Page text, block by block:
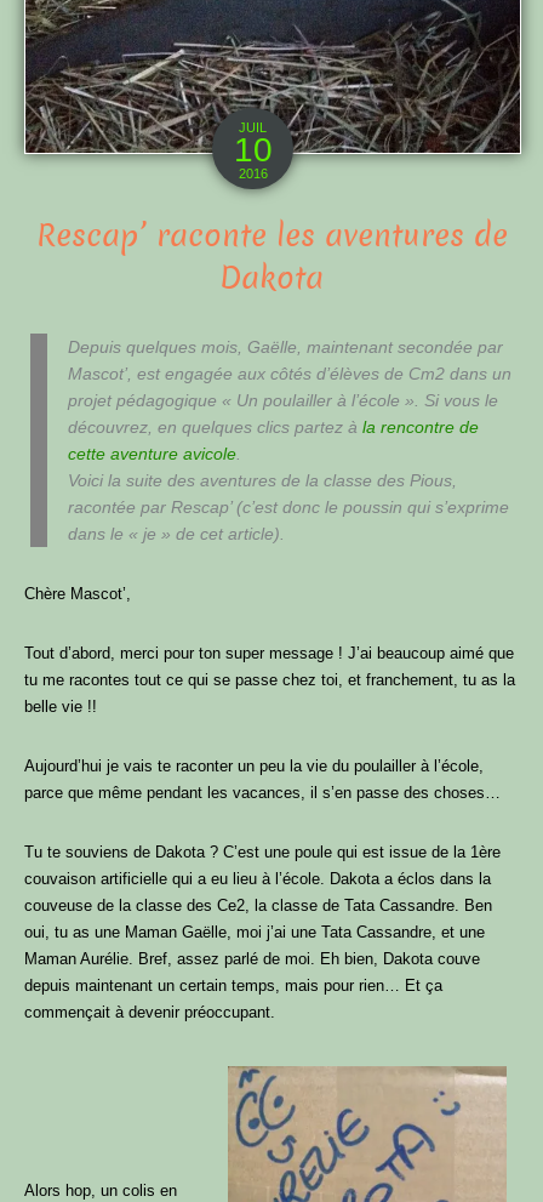
JUIL
10
2016
Rescap’ raconte les aventures de
Dakota
Depuis quelques mois, Gaëlle, maintenant secondée par
Mascot’, est engagée aux côtés d’élèves de Cm2 dans un
projet pédagogique « Un poulailler à l’école ». Si vous le
découvrez, en quelques clics partez àla rencontre de
cette aventure avicole
Voici la suite des aventures de la classe des Pious,
racontée par Rescap’ (c’est donc le poussin qui s’exprime
dans le « je » de cet article).
Chère Mascot’,
Tout d’abord, merci pour ton super message ! J’ai beaucoup aimé que
tu me racontes tout ce qui se passe chez toi, et franchement, tu as la
belle vie !!
Aujourd’hui je vais te raconter un peu la vie du poulailler à l’école,
parce que même pendant les vacances, il s’en passe des choses…
Tu te souviens de Dakota ? C’est une poule qui est issue de la 1ère
couvaison artificielle qui a eu lieu à l’école. Dakota a éclos dans la
couveuse de la classe des Ce2, la classe de Tata Cassandre. Ben
oui, tu as une Maman Gaëlle, moi j’ai une Tata Cassandre, et une
Maman Aurélie. Bref, assez parlé de moi. Eh bien, Dakota couve
depuis maintenant un certain temps, mais pour rien… Et ça
commençait à devenir préoccupant.
Alors hop, un colis en